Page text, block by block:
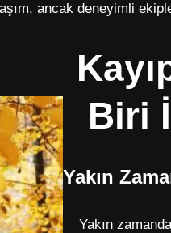
ancak deneyimli
Biri
Yakın
Yakın